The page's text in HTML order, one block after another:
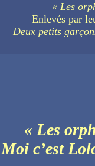
« Les
Enlevés par
Deux petits
« Les
Moi c’est